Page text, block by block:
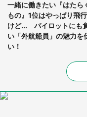
一緒に働きたい『はたら
もの』1位はやっぱり飛
けど... パイロットにも
い「外航船員」の魅力を
い！